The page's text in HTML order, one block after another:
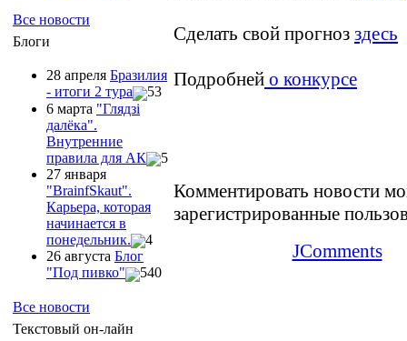
Все новости
Блоги
28 апреля Бразилия
- итоги 2 тура
53
6 марта "Глядзi
далёка".
Внутренние
правила для АК
5
27 января
"ВrainfSkaut".
Карьера, которая
начинается в
понедельник.
4
26 августа Блог
"Под пивко"
540
Все новости
Текстовый он-лайн
Сделать свой прогноз здесь
Подробней о конкурсе
Комментировать новости
зарегистрированные
JComments